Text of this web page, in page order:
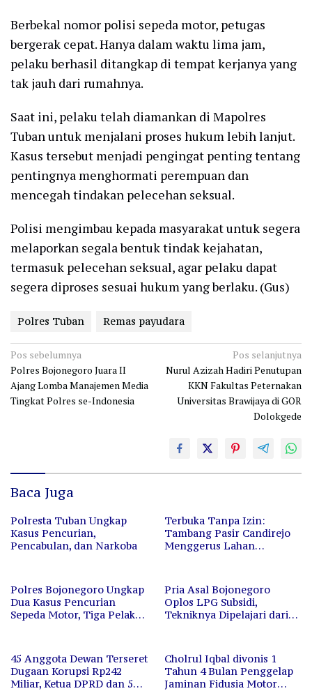
Berbekal nomor polisi sepeda motor, petugas
bergerak cepat. Hanya dalam waktu lima jam,
pelaku berhasil ditangkap di tempat kerjanya yang
tak jauh dari rumahnya.
Saat ini, pelaku telah diamankan di Mapolres
Tuban untuk menjalani proses hukum lebih lanjut.
Kasus tersebut menjadi pengingat penting tentang
pentingnya menghormati perempuan dan
mencegah tindakan pelecehan seksual.
Polisi mengimbau kepada masyarakat untuk segera
melaporkan segala bentuk tindak kejahatan,
termasuk pelecehan seksual, agar pelaku dapat
segera diproses sesuai hukum yang berlaku. (Gus)
Polres Tuban Remas payudara
Navigasi
pos
Pos sebelumnya
Polres Bojonegoro Juara II
Ajang Lomba Manajemen Media
Tingkat Polres se-Indonesia
Pos selanjutnya
Nurul Azizah Hadiri Penutupan
KKN Fakultas Peternakan
Universitas Brawijaya di GOR
Dolokgede
Baca Juga
Polresta Tuban Ungkap
Kasus Pencurian,
Pencabulan, dan Narkoba
Terbuka Tanpa Izin:
Tambang Pasir Candirejo
Menggerus Lahan
Polres Bojonegoro Ungkap
Dua Kasus Pencurian
Sepeda Motor, Tiga Pelaku
Pria Asal Bojonegoro
Oplos LPG Subsidi,
Tekniknya Dipelajari dari
45 Anggota Dewan Terseret
Dugaan Korupsi Rp242
Miliar, Ketua DPRD dan 5
Cholrul Iqbal divonis 1
Tahun 4 Bulan Penggelap
Jaminan Fidusia Motor